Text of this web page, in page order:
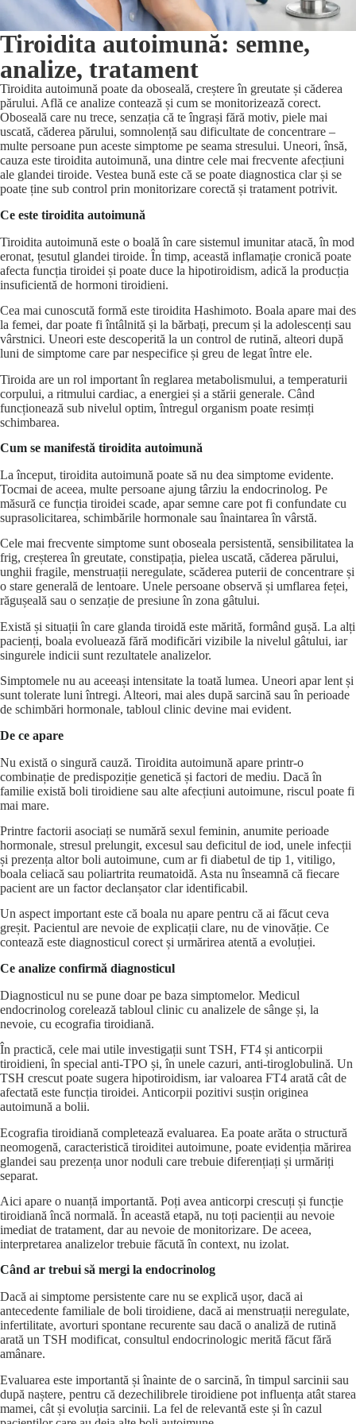
Tiroidita autoimună: semne,
analize, tratament
Tiroidita autoimună poate da oboseală, creștere în greutate și căderea
părului. Află ce analize contează și cum se monitorizează corect.
Oboseală care nu trece, senzația că te îngrași fără motiv, piele mai
uscată, căderea părului, somnolență sau dificultate de concentrare –
multe persoane pun aceste simptome pe seama stresului. Uneori, însă,
cauza este tiroidita autoimună, una dintre cele mai frecvente afecțiuni
ale glandei tiroide. Vestea bună este că se poate diagnostica clar și se
poate ține sub control prin monitorizare corectă și tratament potrivit.
Ce este tiroidita autoimună
Tiroidita autoimună este o boală în care sistemul imunitar atacă, în mod
eronat, țesutul glandei tiroide. În timp, această inflamație cronică poate
afecta funcția tiroidei și poate duce la hipotiroidism, adică la producția
insuficientă de hormoni tiroidieni.
Cea mai cunoscută formă este tiroidita Hashimoto. Boala apare mai des
la femei, dar poate fi întâlnită și la bărbați, precum și la adolescenți sau
vârstnici. Uneori este descoperită la un control de rutină, alteori după
luni de simptome care par nespecifice și greu de legat între ele.
Tiroida are un rol important în reglarea metabolismului, a temperaturii
corpului, a ritmului cardiac, a energiei și a stării generale. Când
funcționează sub nivelul optim, întregul organism poate resimți
schimbarea.
Cum se manifestă tiroidita autoimună
La început, tiroidita autoimună poate să nu dea simptome evidente.
Tocmai de aceea, multe persoane ajung târziu la endocrinolog. Pe
măsură ce funcția tiroidei scade, apar semne care pot fi confundate cu
suprasolicitarea, schimbările hormonale sau înaintarea în vârstă.
Cele mai frecvente simptome sunt oboseala persistentă, sensibilitatea la
frig, creșterea în greutate, constipația, pielea uscată, căderea părului,
unghii fragile, menstruații neregulate, scăderea puterii de concentrare și
o stare generală de lentoare. Unele persoane observă și umflarea feței,
răgușeală sau o senzație de presiune în zona gâtului.
Există și situații în care glanda tiroidă este mărită, formând gușă. La alți
pacienți, boala evoluează fără modificări vizibile la nivelul gâtului, iar
singurele indicii sunt rezultatele analizelor.
Simptomele nu au aceeași intensitate la toată lumea. Uneori apar lent și
sunt tolerate luni întregi. Alteori, mai ales după sarcină sau în perioade
de schimbări hormonale, tabloul clinic devine mai evident.
De ce apare
Nu există o singură cauză. Tiroidita autoimună apare printr-o
combinație de predispoziție genetică și factori de mediu. Dacă în
familie există boli tiroidiene sau alte afecțiuni autoimune, riscul poate fi
mai mare.
Printre factorii asociați se numără sexul feminin, anumite perioade
hormonale, stresul prelungit, excesul sau deficitul de iod, unele infecții
și prezența altor boli autoimune, cum ar fi diabetul de tip 1, vitiligo,
boala celiacă sau poliartrita reumatoidă. Asta nu înseamnă că fiecare
pacient are un factor declanșator clar identificabil.
Un aspect important este că boala nu apare pentru că ai făcut ceva
greșit. Pacientul are nevoie de explicații clare, nu de vinovăție. Ce
contează este diagnosticul corect și urmărirea atentă a evoluției.
Ce analize confirmă diagnosticul
Diagnosticul nu se pune doar pe baza simptomelor. Medicul
endocrinolog corelează tabloul clinic cu analizele de sânge și, la
nevoie, cu ecografia tiroidiană.
În practică, cele mai utile investigații sunt TSH, FT4 și anticorpii
tiroidieni, în special anti-TPO și, în unele cazuri, anti-tiroglobulină. Un
TSH crescut poate sugera hipotiroidism, iar valoarea FT4 arată cât de
afectată este funcția tiroidei. Anticorpii pozitivi susțin originea
autoimună a bolii.
Ecografia tiroidiană completează evaluarea. Ea poate arăta o structură
neomogenă, caracteristică tiroiditei autoimune, poate evidenția mărirea
glandei sau prezența unor noduli care trebuie diferențiați și urmăriți
separat.
Aici apare o nuanță importantă. Poți avea anticorpi crescuți și funcție
tiroidiană încă normală. În această etapă, nu toți pacienții au nevoie
imediat de tratament, dar au nevoie de monitorizare. De aceea,
interpretarea analizelor trebuie făcută în context, nu izolat.
Când ar trebui să mergi la endocrinolog
Dacă ai simptome persistente care nu se explică ușor, dacă ai
antecedente familiale de boli tiroidiene, dacă ai menstruații neregulate,
infertilitate, avorturi spontane recurente sau dacă o analiză de rutină
arată un TSH modificat, consultul endocrinologic merită făcut fără
amânare.
Evaluarea este importantă și înainte de o sarcină, în timpul sarcinii sau
după naștere, pentru că dezechilibrele tiroidiene pot influența atât starea
mamei, cât și evoluția sarcinii. La fel de relevantă este și în cazul